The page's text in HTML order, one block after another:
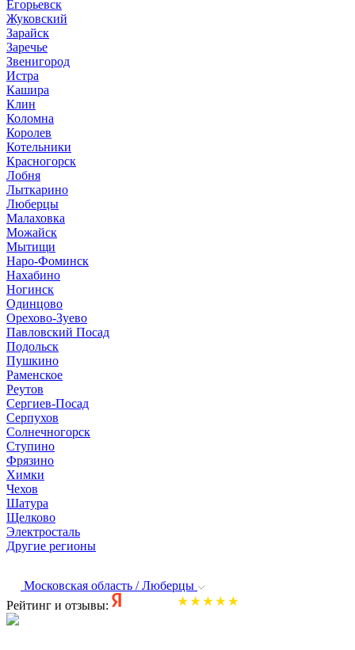
Егорьевск
Жуковский
Зарайск
Заречье
Звенигород
Истра
Кашира
Клин
Коломна
Королев
Котельники
Красногорск
Лобня
Лыткарино
Люберцы
Малаховка
Можайск
Мытищи
Наро-Фоминск
Нахабино
Ногинск
Одинцово
Орехово-Зуево
Павловский Посад
Подольск
Пушкино
Раменское
Реутов
Сергиев-Посад
Серпухов
Солнечногорск
Ступино
Фрязино
Химки
Чехов
Шатура
Щелково
Электросталь
Другие регионы
Московская область / Люберцы
Рейтинг и отзывы: